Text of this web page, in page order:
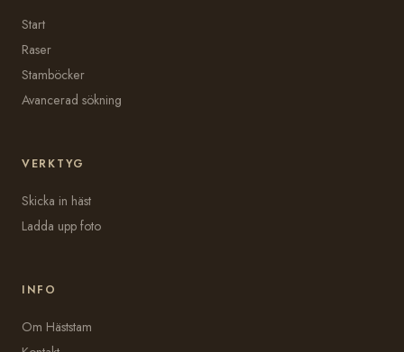
Start
Raser
Stamböcker
Avancerad sökning
VERKTYG
Skicka in häst
Ladda upp foto
INFO
Om Häststam